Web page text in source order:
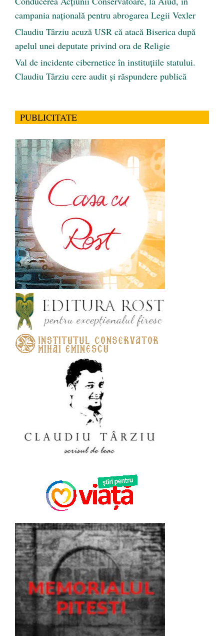
campania națională pentru abrogarea Legii Vexler
Claudiu Târziu acuză USR că atacă Biserica după
apelul unei deputate privind ora de Religie
Val de incidente cibernetice în instituțiile statului.
Claudiu Târziu cere audit și răspundere publică
PUBLICITATE